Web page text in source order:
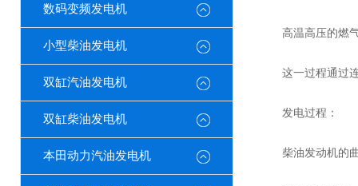
数码变频发电机
小型柴油发电机
双缸汽油发电机
双缸柴油发电机
本田动力汽油发电机
高温高压的燃气
这一过程通过连
发电过程：
柴油发动机的曲